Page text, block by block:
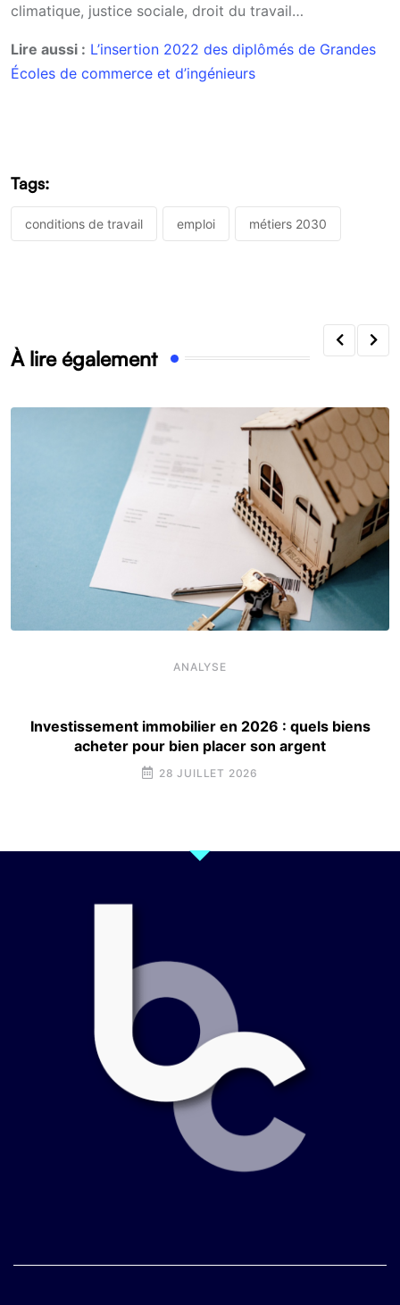
climatique, justice sociale, droit du travail…
Lire aussi : L’insertion 2022 des diplômés de Grandes
Écoles de commerce et d’ingénieurs
Tags:
conditions de travail emploi métiers 2030
À lire également
ANALYSE
Investissement immobilier en 2026 : quels biens
acheter pour bien placer son argent
28 JUILLET 2026